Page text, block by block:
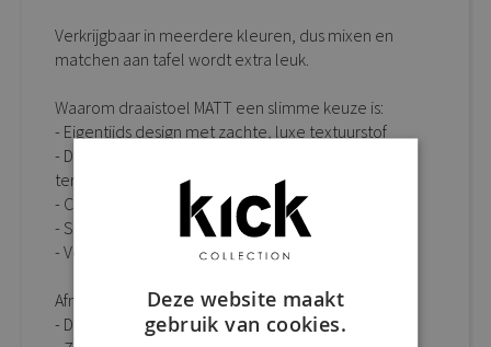
Verkrijgbaar in meerdere kleuren, dus mixen en
matchen aan tafel wordt extra leuk.
Waarom draaistoel MATT een slimme keuze is:
- Eigentijds design met zachte, luxe textuurstof
- Draaibaar onderstel met automatische
terugdraaiing
- Comfortabele zitting met fijne rondingen
- Stevig, duurzaam én stijlvol
- Verkrijgbaar in verschillende kleuren
Afmetingen:
- D 62 cm x B 58 cm x H 83 cm
Deze website maakt
gebruik van cookies.